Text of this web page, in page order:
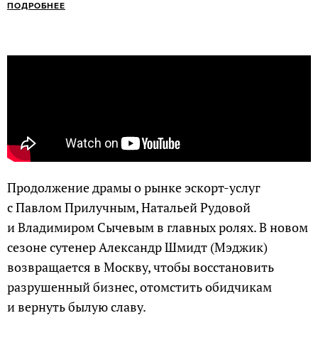
ПОДРОБНЕЕ
Продолжение драмы о рынке эскорт-услуг
с Павлом Прилучным, Натальей Рудовой
и Владимиром Сычевым в главных ролях. В новом
сезоне сутенер Александр Шмидт (Мэджик)
возвращается в Москву, чтобы восстановить
разрушенный бизнес, отомстить обидчикам
и вернуть былую славу.